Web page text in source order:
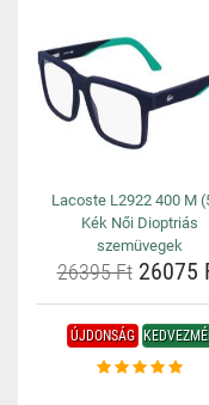
Lacoste L2922 400 M
Kék Női Dioptriás
szemüvegek
26395 Ft26075
ÚJDONSÁG